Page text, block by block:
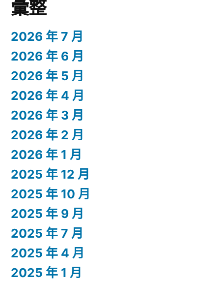
彙整
2026 年 7 月
2026 年 6 月
2026 年 5 月
2026 年 4 月
2026 年 3 月
2026 年 2 月
2026 年 1 月
2025 年 12 月
2025 年 10 月
2025 年 9 月
2025 年 7 月
2025 年 4 月
2025 年 1 月